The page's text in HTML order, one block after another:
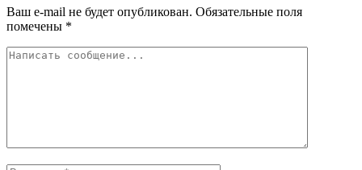
Ваш e-mail не будет опубликован. Обязательные поля
помечены *